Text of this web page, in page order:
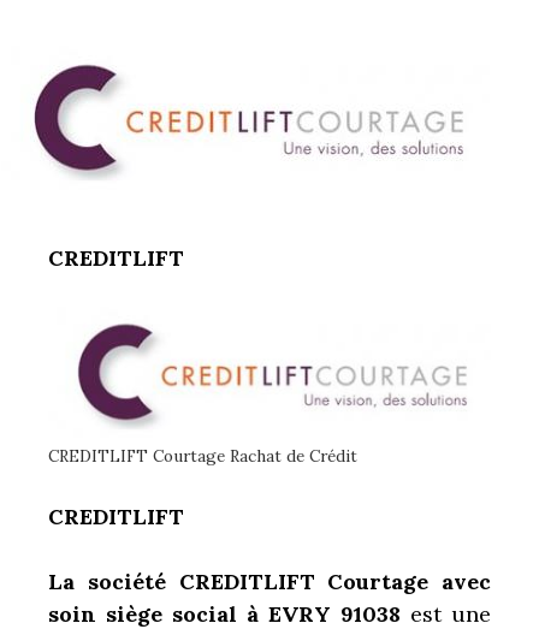
CREDITLIFT
CREDITLIFT Courtage Rachat de Crédit
CREDITLIFT
La société CREDITLIFT Courtage avec
soin siège social à EVRY 91038 est une